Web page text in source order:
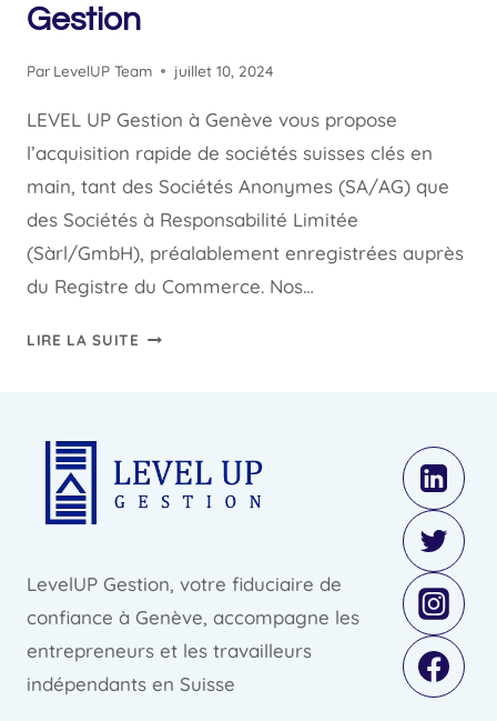
Gestion
Par LevelUP Team juillet 10, 2024
LEVEL UP Gestion à Genève vous propose
l’acquisition rapide de sociétés suisses clés en
main, tant des Sociétés Anonymes (SA/AG) que
des Sociétés à Responsabilité Limitée
(Sàrl/GmbH), préalablement enregistrées auprès
du Registre du Commerce. Nos…
LIRE LA SUITE SOCIÉTÉS
À
VENDRE
UP
LevelUP Gestion, votre fiduciaire de
confiance à Genève, accompagne les
entrepreneurs et les travailleurs
indépendants en Suisse